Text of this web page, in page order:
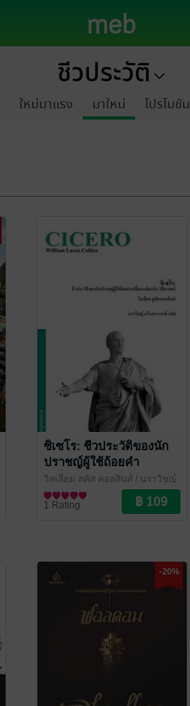
ชีวประวัติ
ใหม่มาแรง มาใหม่ โปรโมชัน
ซิเซโร: ชีวประวัติของนัก
ปราชญ์ผู้ใช้ถ้อยคำ
เปลี่ยนแปลงประวัติศาสตร์
(CICERO)
วิลเลียม ลูคัส คอลลินส์ / นราวิชญ์
นรินทรานนท์ แปล
/ ไศเลนทร์
ชีวประวัติ
1 Rating
-20%